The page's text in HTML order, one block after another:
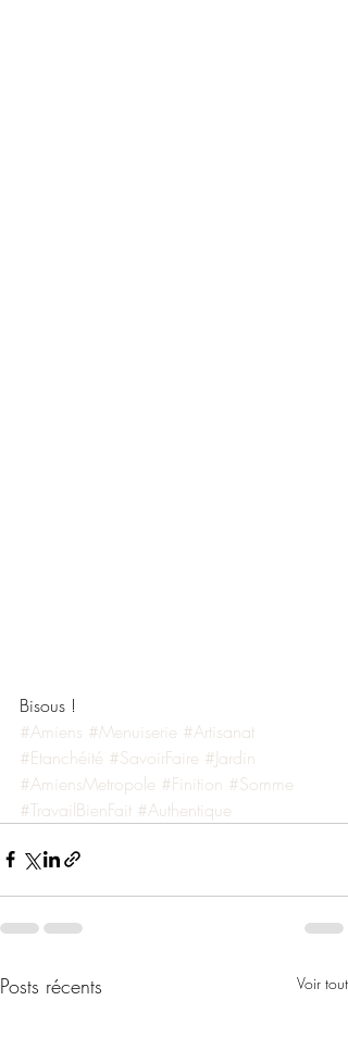
Bisous !
#Amiens #Menuiserie #Artisanat
#Etanchéité #SavoirFaire #Jardin
#AmiensMetropole #Finition #Somme
#TravailBienFait #Authentique
Posts récents Voir tout